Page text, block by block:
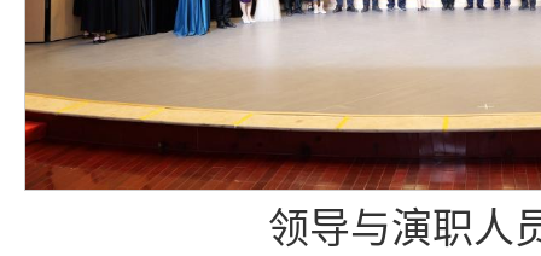
领导与演职人